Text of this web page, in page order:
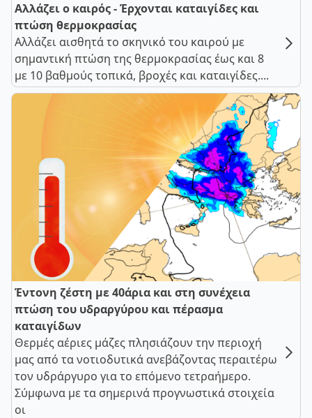
Αλλάζει ο καιρός - Έρχονται καταιγίδες και
πτώση θερμοκρασίας
Αλλάζει αισθητά το σκηνικό του καιρού με
σημαντική πτώση της θερμοκρασίας έως και 8
με 10 βαθμούς τοπικά, βροχές και καταιγίδες....
Έντονη ζέστη με 40άρια και στη συνέχεια
πτώση του υδραργύρου και πέρασμα
καταιγίδων
Θερμές αέριες μάζες πλησιάζουν την περιοχή
μας από τα νοτιοδυτικά ανεβάζοντας περαιτέρω
τον υδράργυρο για το επόμενο τετραήμερο.
Σύμφωνα με τα σημερινά προγνωστικά στοιχεία
οι